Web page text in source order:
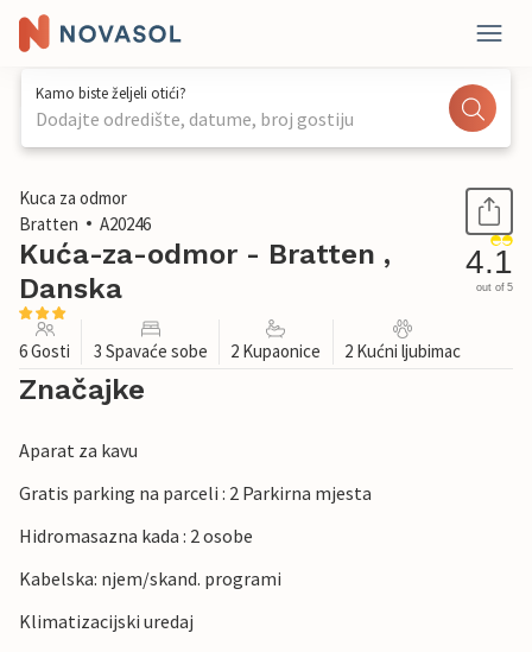
Kamo biste željeli otići?
Dodajte odredište, datume, broj gostiju
1 / 22
Kuca za odmor
Bratten
A20246
Kuća-za-odmor - Bratten ,
Danska
4.1
out of 5
6 Gosti 3 Spavaće sobe 2 Kupaonice 2 Kućni ljubimac
Značajke
Aparat za kavu
Gratis parking na parceli : 2 Parkirna mjesta
Hidromasazna kada : 2 osobe
Kabelska: njem/skand. programi
Klimatizacijski uredaj